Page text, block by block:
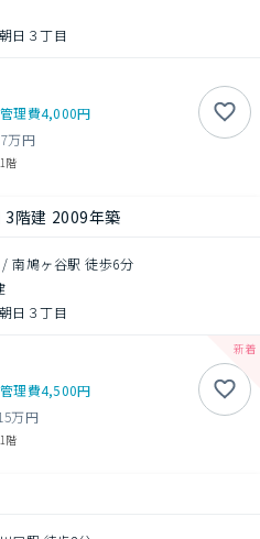
日３丁目
管理費4,000円
万円
1階
3階建 2009年築
南鳩ヶ谷駅 徒歩6分
日３丁目
管理費4,500円
万円
1階